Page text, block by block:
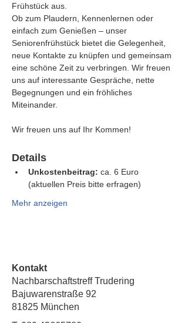
Frühstück aus.
Ob zum Plaudern, Kennenlernen oder
einfach zum Genießen – unser
Seniorenfrühstück bietet die Gelegenheit,
neue Kontakte zu knüpfen und gemeinsam
eine schöne Zeit zu verbringen. Wir freuen
uns auf interessante Gespräche, nette
Begegnungen und ein fröhliches
Miteinander.
Wir freuen uns auf Ihr Kommen!
Details
Unkostenbeitrag: ca. 6 Euro
(aktuellen Preis bitte erfragen)
Mehr anzeigen
Kontakt
Nachbarschaftstreff Trudering
Bajuwarenstraße 92
81825 München